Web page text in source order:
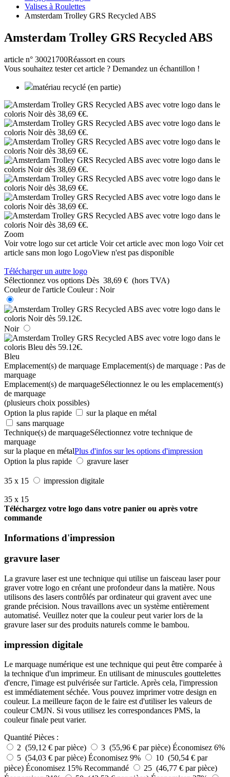
Valises à Roulettes
Amsterdam Trolley GRS Recycled ABS
Amsterdam Trolley GRS Recycled ABS
article n° 30021700Réassort en cours
Vous souhaitez tester cet article ? Demandez un échantillon !
matériau recyclé (en partie)
Zoom
Voir votre logo sur cet article Voir cet article avec mon logo Voir cet
article sans mon logo LogoView n'est pas disponible
Télécharger un autre logo
Sélectionnez vos options Dès 38,69 € (hors TVA)
Couleur de l'article Couleur : Noir
Noir
Bleu
Emplacement(s) de marquage Emplacement(s) de marquage : Pas de
marquage
Emplacement(s) de marquageSélectionnez le ou les emplacement(s)
de marquage
(plusieurs choix possibles)
Option la plus rapide
sur la plaque en métal
sans marquage
Technique(s) de marquageSélectionnez votre technique de
marquage
sur la plaque en métalPlus d'infos sur les options d'impression
Option la plus rapide
gravure laser
35 x 15 impression digitale
35 x 15
Téléchargez votre logo dans votre panier ou après votre
commande
Informations d'impression
gravure laser
La gravure laser est une technique qui utilise un faisceau laser pour
graver votre logo en créant une profondeur dans la matière. Nous
utilisons des lasers contrôlés par ordinateur qui gravent avec une
grande précision. Nous travaillons avec un système entièrement
automatisé. Veuillez noter que la couleur peut varier lors de la
gravure laser sur des produits naturels comme le bambou.
impression digitale
Le marquage numérique est une technique qui peut être comparée à
la technique d'un imprimeur. En utilisant de minuscules gouttelettes
d'encre, l'image est pulvérisée sur l'article. Après cela, l'impression
est immédiatement séchée. Vous pouvez imprimer votre design en
couleur. La meilleure façon de le faire est d'utiliser les valeurs de
couleur CMJN. Si vous utilisez les correspondances PMS, la
couleur finale peut varier.
Quantité Pièces :
2 (59,12 € par pièce)
3 (55,96 € par pièce) Économisez 6%
5 (54,03 € par pièce) Économisez 9%
10 (50,54 € par
pièce) Économisez 15% Recommandé
25 (46,77 € par pièce)